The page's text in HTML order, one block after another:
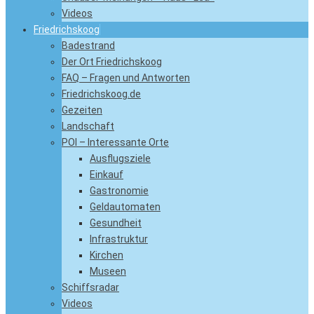
Videos
Friedrichskoog
Badestrand
Der Ort Friedrichskoog
FAQ – Fragen und Antworten
Friedrichskoog.de
Gezeiten
Landschaft
POI – Interessante Orte
Ausflugsziele
Einkauf
Gastronomie
Geldautomaten
Gesundheit
Infrastruktur
Kirchen
Museen
Schiffsradar
Videos